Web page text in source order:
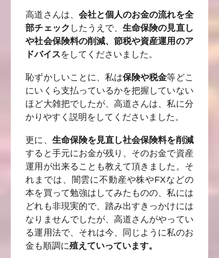
高道さんは、 会社と個人のお金の流れを全
部チェック したうえで、生命保険の見直し
や社会保険料の削減、節税や資産運用のア
ドバイスをしてくださいました。
恥ずかしいことに、私は保険や税金等どこ
にいくら支払っているかを把握していない
ほど大雑把でしたが、高道さんは、私に分
かりやすく説明をしてくださいました。
更に、 生命保険を見直し社会保険料を削減
すると手元にお金が残り、そのお金で資産
運用が出来ることも教えて頂きました。そ
れまでは、闇雲に不動産や株やFXなどの
本を買って勉強はしてみたものの、私には
どれも非現実的で、踏み出すきっかけには
なりませんでしたが、高道さんがやってい
る運用法で、それは今、同じように私のお
金も順調に殖えていっています。